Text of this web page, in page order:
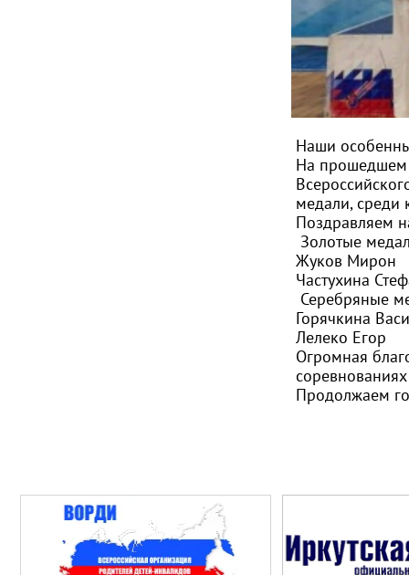
Наши
На прошедшем
медали, среди
Поздравляем
Золотые
Жуков Мирон
Частухина
Серебряные
Горячкина
Лелеко Егор
Огромная
Продолжаем